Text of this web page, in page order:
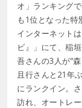
オ」ランキング
も1位となった
インターネット
ビ』」にて、稲
吾さんの3人が“
且行さんと21年
にランクイン。
訪れ、オートレ